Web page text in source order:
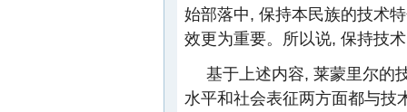
始部落中, 保持本民族的技术
效更为重要。所以说, 保持技
基于上述内容, 莱蒙里尔的
水平和社会表征两方面都与技